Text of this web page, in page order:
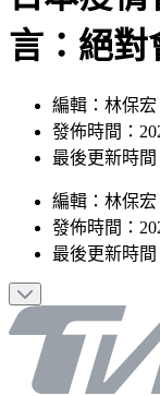
日本疫情
言：絕對
編輯：林保宏
發佈時間：
編輯：林保宏
發佈時間：